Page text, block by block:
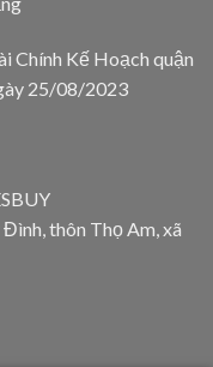
Chính Kế Hoạch quận
25/08/2023
thôn Thọ Am, xã